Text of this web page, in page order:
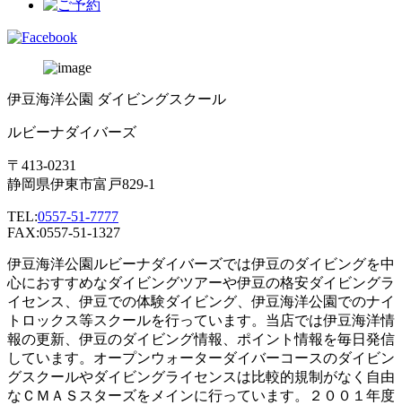
伊豆海洋公園 ダイビングスクール
ルビーナダイバーズ
〒413-0231
静岡県伊東市富戸829-1
TEL:0557-51-7777
FAX:0557-51-1327
伊豆海洋公園ルビーナダイバーズでは伊豆のダイビングを中
心におすすめなダイビングツアーや伊豆の格安ダイビングラ
イセンス、伊豆での体験ダイビング、伊豆海洋公園でのナイ
トロックス等スクールを行っています。当店では伊豆海洋情
報の更新、伊豆のダイビング情報、ポイント情報を毎日発信
しています。オープンウォーターダイバーコースのダイビン
グスクールやダイビングライセンスは比較的規制がなく自由
なＣＭＡＳスターズをメインに行っています。２００１年度